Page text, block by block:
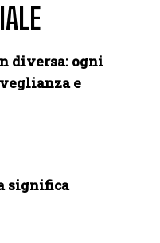
diversa: ogni
e
significa